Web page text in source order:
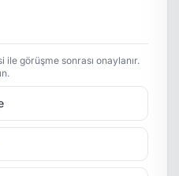
görüşme sonrası onaylanır.